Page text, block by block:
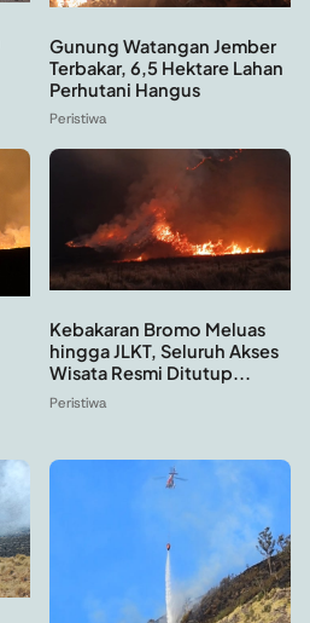
Gunung Watangan Jember
Terbakar, 6,5 Hektare Lahan
Perhutani Hangus
Peristiwa
Kebakaran Bromo Meluas
hingga JLKT, Seluruh Akses
Wisata Resmi Ditutup...
Peristiwa